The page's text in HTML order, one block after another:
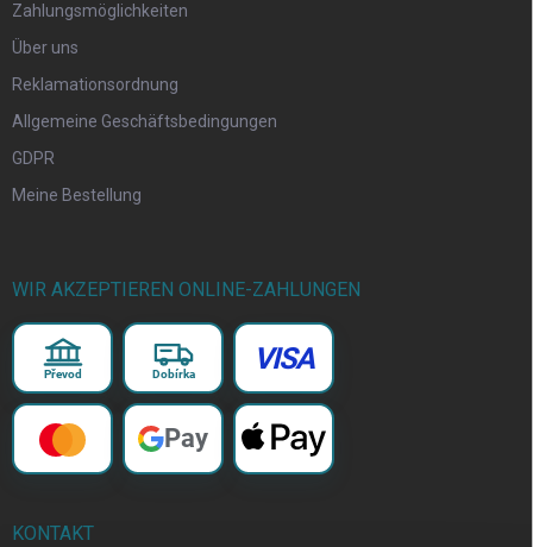
Zahlungsmöglichkeiten
Über uns
Reklamationsordnung
Allgemeine Geschäftsbedingungen
GDPR
Meine Bestellung
WIR AKZEPTIEREN ONLINE-ZAHLUNGEN
Převod Dobírka VISA
Pay
KONTAKT